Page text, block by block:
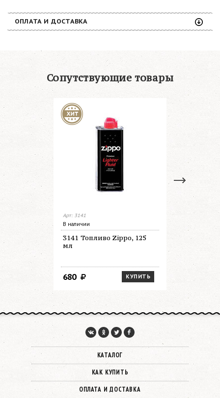
ОПЛАТА И ДОСТАВКА
Сопутствующие товары
Арт: 3141
В наличии
3141 Топливо Zippo, 125
мл
КУПИТЬ
680
В наличии
3165
КАТАЛОГ
КАК КУПИТЬ
ОПЛАТА И ДОСТАВКА